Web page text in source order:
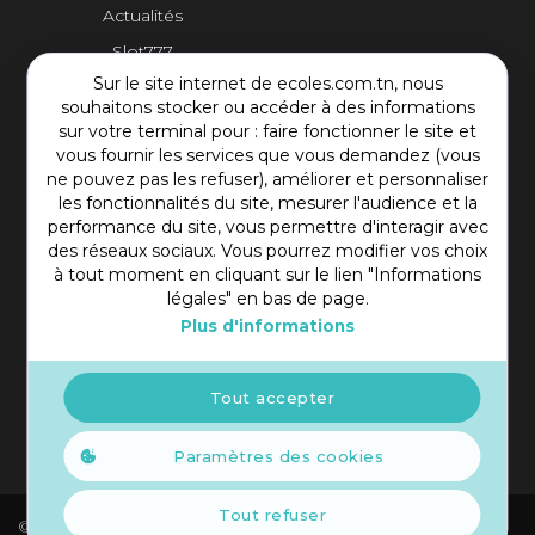
Sur le site internet de ecoles.com.tn, nous
souhaitons stocker ou accéder à des informations
sur votre terminal pour : faire fonctionner le site et
vous fournir les services que vous demandez (vous
ne pouvez pas les refuser), améliorer et personnaliser
les fonctionnalités du site, mesurer l'audience et la
performance du site, vous permettre d'interagir avec
des réseaux sociaux. Vous pourrez modifier vos choix
à tout moment en cliquant sur le lien "Informations
légales" en bas de page.
Plus d'informations
Paramètres des cookies
Tout refuser
Tout accepter
Actualités
Slot777
Contact Plateforme
Rue Mohamed Shim, Rbat Monastir 5000 Tunisie
+216 97 50 60 54
contact@ecoles.com.tn
© 2021 Copyright Ecoles. Tous droits réservés.